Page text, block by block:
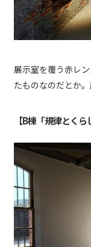
展示室を覆う赤レ
たものなのだとか
【B棟「規律とくら